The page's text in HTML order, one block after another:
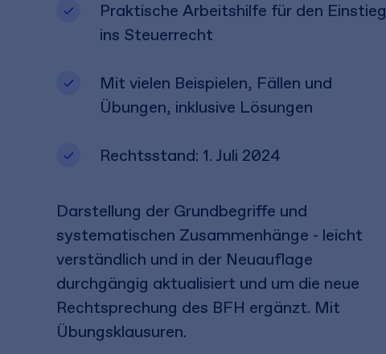
Praktische Arbeitshilfe für den Einstieg
ins Steuerrecht
Mit vielen Beispielen, Fällen und
Übungen, inklusive Lösungen
Rechtsstand: 1. Juli 2024
Darstellung der Grundbegriffe und
systematischen Zusammenhänge - leicht
verständlich und in der Neuauflage
durchgängig aktualisiert und um die neue
Rechtsprechung des BFH ergänzt. Mit
Übungsklausuren.